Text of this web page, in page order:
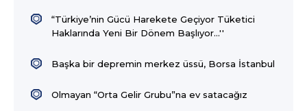
“Türkiye’nin Gücü Harekete Geçiyor Tüketici
Haklarında Yeni Bir Dönem Başlıyor…''
Başka bir depremin merkez üssü, Borsa İstanbul
Olmayan “Orta Gelir Grubu”na ev satacağız